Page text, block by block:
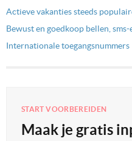
Actieve vakanties steeds
Bewust en goedkoop bellen,
Internationale toegangsnummers
START VOORBEREIDEN
Maak je gratis